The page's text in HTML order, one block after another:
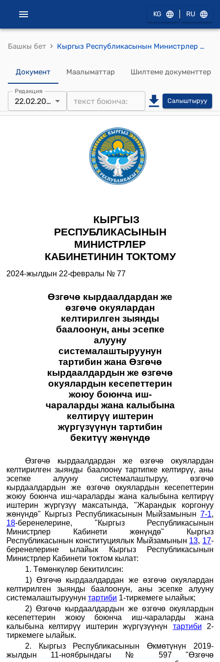
KG RU
Башкы бет › Кыргыз Республикасынын Министрлер Кабинетинин 2024-жылдын 22-февралы № 77 "Өзгөчө кырдаалдардан же өзгөчө окуялардан келтирилген зыянды баалоонун, аны эсепке алууну системалаштыруунун тартибин жана Өзгөчө кырдаалдардын же өзгөчө окуялардын кесепеттерин жоюу боюнча иш-чараларды жана калыбына келтирүү иштерин жүргүзүүнүн тартибин бекитүү жөнүндө" токтому
Документ Маалыматтар Шилтеме документтер
Редакция
22.02.2024 Салыштыруу